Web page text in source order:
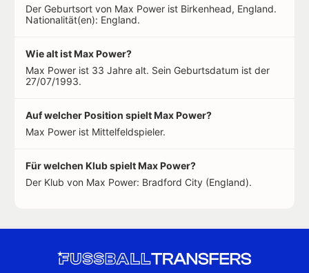
Der Geburtsort von Max Power ist Birkenhead, England.
Nationalität(en): England.
Wie alt ist Max Power?
Max Power ist 33 Jahre alt. Sein Geburtsdatum ist der
27/07/1993.
Auf welcher Position spielt Max Power?
Max Power ist Mittelfeldspieler.
Für welchen Klub spielt Max Power?
Der Klub von Max Power: Bradford City (England).